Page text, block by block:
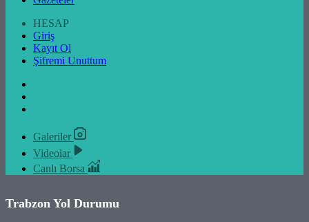
HESAP
Giriş
Kayıt Ol
Şifremi Unuttum
Galeriler
Videolar
Canlı Borsa
Trabzon Yol Durumu